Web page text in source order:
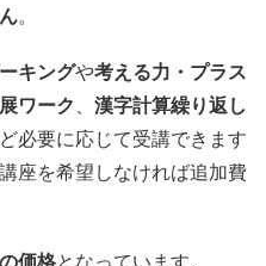
。
キングや考える力・プラス
ワーク、 漢字計算繰り返し
必要に応じて受講できます
座を希望しなければ追加費